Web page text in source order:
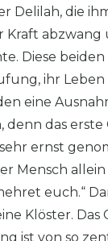
Delilah, die
Kraft abzwang
Diese
ihr Leben
eine
denn das erste
ernst
Mensch allein
euch.“
Klöster. Das
ist von so